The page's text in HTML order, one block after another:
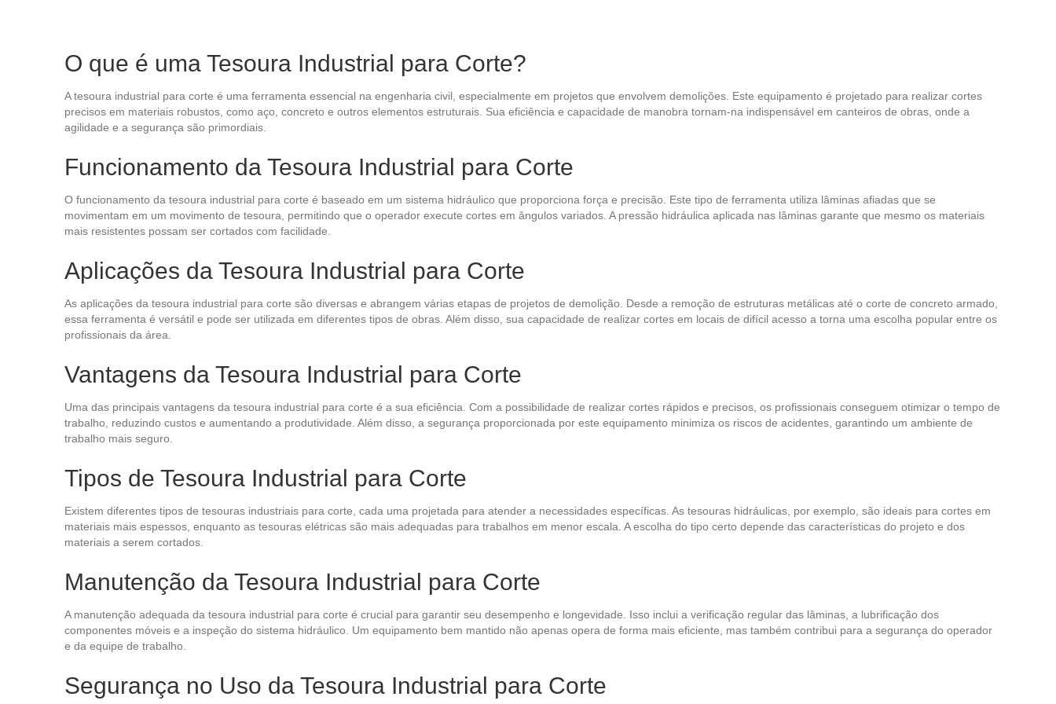
O que é uma Tesoura Industrial para Corte?
A tesoura industrial para corte é uma ferramenta essencial na engenharia civil, especialmente em projetos que envolvem demolições. Este equipamento é projetado para realizar cortes
precisos em materiais robustos, como aço, concreto e outros elementos estruturais. Sua eficiência e capacidade de manobra tornam-na indispensável em canteiros de obras, onde a
agilidade e a segurança são primordiais.
Funcionamento da Tesoura Industrial para Corte
O funcionamento da tesoura industrial para corte é baseado em um sistema hidráulico que proporciona força e precisão. Este tipo de ferramenta utiliza lâminas afiadas que se
movimentam em um movimento de tesoura, permitindo que o operador execute cortes em ângulos variados. A pressão hidráulica aplicada nas lâminas garante que mesmo os materiais
mais resistentes possam ser cortados com facilidade.
Aplicações da Tesoura Industrial para Corte
As aplicações da tesoura industrial para corte são diversas e abrangem várias etapas de projetos de demolição. Desde a remoção de estruturas metálicas até o corte de concreto armado,
essa ferramenta é versátil e pode ser utilizada em diferentes tipos de obras. Além disso, sua capacidade de realizar cortes em locais de difícil acesso a torna uma escolha popular entre os
profissionais da área.
Vantagens da Tesoura Industrial para Corte
Uma das principais vantagens da tesoura industrial para corte é a sua eficiência. Com a possibilidade de realizar cortes rápidos e precisos, os profissionais conseguem otimizar o tempo de
trabalho, reduzindo custos e aumentando a produtividade. Além disso, a segurança proporcionada por este equipamento minimiza os riscos de acidentes, garantindo um ambiente de
trabalho mais seguro.
Tipos de Tesoura Industrial para Corte
Existem diferentes tipos de tesouras industriais para corte, cada uma projetada para atender a necessidades específicas. As tesouras hidráulicas, por exemplo, são ideais para cortes em
materiais mais espessos, enquanto as tesouras elétricas são mais adequadas para trabalhos em menor escala. A escolha do tipo certo depende das características do projeto e dos
materiais a serem cortados.
Manutenção da Tesoura Industrial para Corte
A manutenção adequada da tesoura industrial para corte é crucial para garantir seu desempenho e longevidade. Isso inclui a verificação regular das lâminas, a lubrificação dos
componentes móveis e a inspeção do sistema hidráulico. Um equipamento bem mantido não apenas opera de forma mais eficiente, mas também contribui para a segurança do operador
e da equipe de trabalho.
Segurança no Uso da Tesoura Industrial para Corte